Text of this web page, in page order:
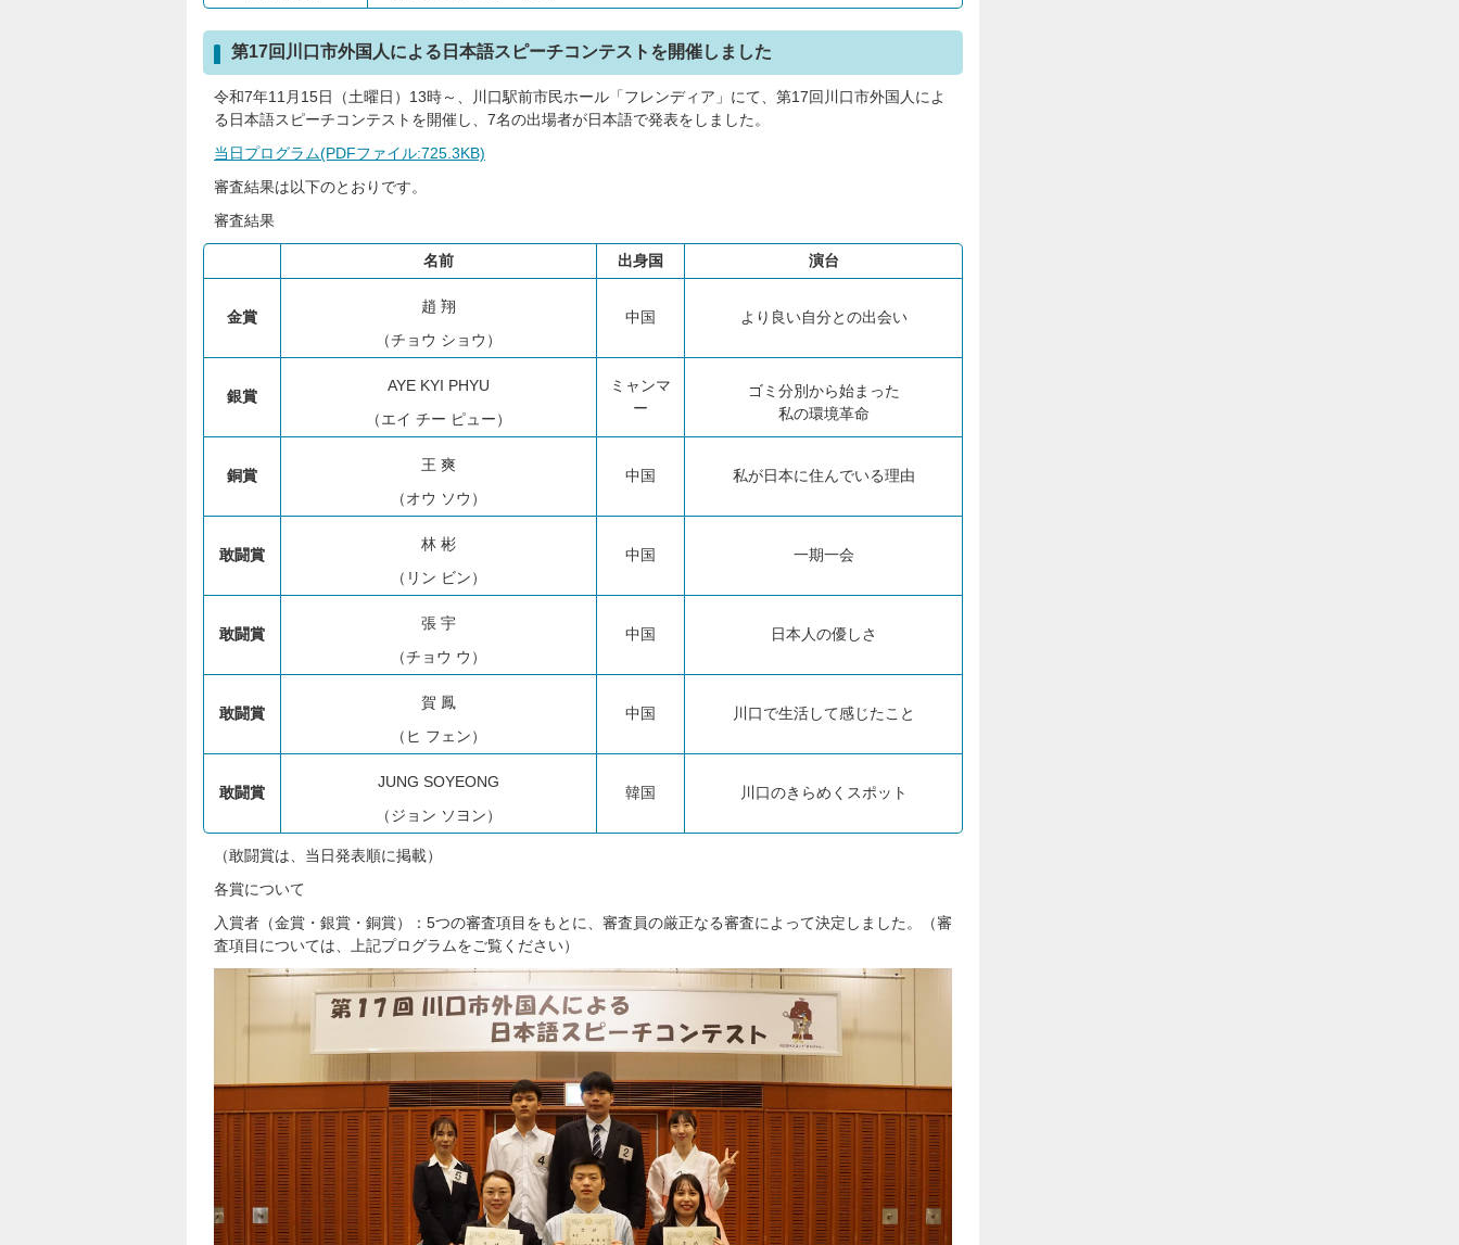
第17回川口市外国人による日本語スピーチコンテストを開催しました
令和7年11月15日（土曜日）13時～、川口駅前市民ホール「フレンディア」にて、第17回川口市外国人によ
る日本語スピーチコンテストを開催し、7名の出場者が日本語で発表をしました。
当日プログラム(PDFファイル:725.3KB)
審査結果は以下のとおりです。
審査結果
名前 出身国 演台
金賞
趙 翔
（チョウ ショウ）
中国 より良い自分との出会い
銀賞
AYE KYI PHYU
（エイ チー ピュー）
ミャンマ
ー
ゴミ分別から始まった
私の環境革命
銅賞
王 爽
（オウ ソウ）
中国 私が日本に住んでいる理由
敢闘賞
林 彬
（リン ビン）
中国 一期一会
敢闘賞
張 宇
（チョウ ウ）
中国 日本人の優しさ
敢闘賞
賀 鳳
（ヒ フェン）
中国 川口で生活して感じたこと
敢闘賞
JUNG SOYEONG
（ジョン ソヨン）
韓国 川口のきらめくスポット
（敢闘賞は、当日発表順に掲載）
各賞について
入賞者（金賞・銀賞・銅賞）：5つの審査項目をもとに、審査員の厳正なる審査によって決定しました。（審
査項目については、上記プログラムをご覧ください）